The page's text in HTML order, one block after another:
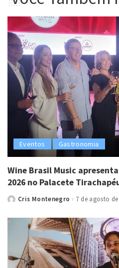
Eventos Gastronomia
Wine Brasil Music
2026 no Palacete
PostedCris Montenegro 7 de agosto de